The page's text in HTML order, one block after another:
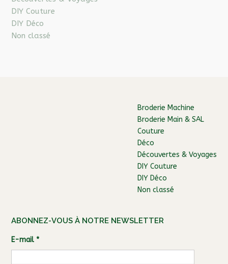
DIY Couture
DIY Déco
Non classé
Broderie Machine
Broderie Main & SAL
Couture
Déco
Découvertes & Voyages
DIY Couture
DIY Déco
Non classé
ABONNEZ-VOUS À NOTRE NEWSLETTER
E-mail *